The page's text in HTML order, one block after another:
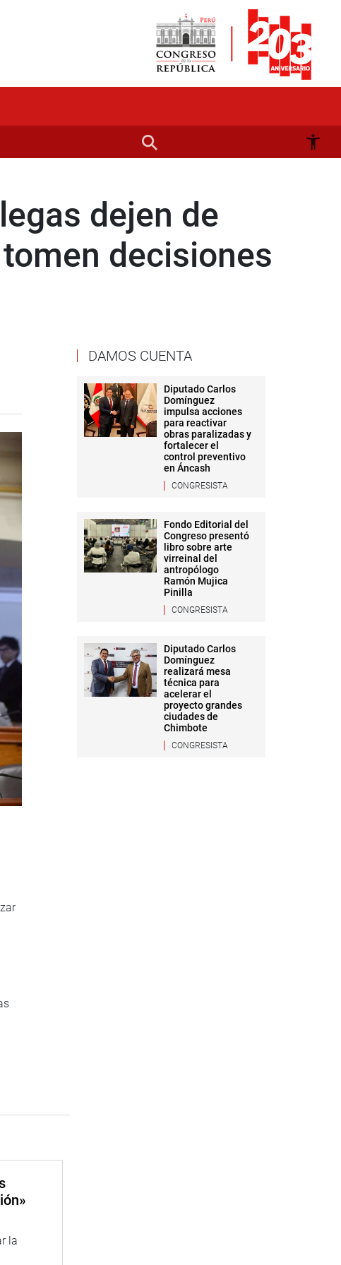
dejen de
decisiones
la
DAMOS CUENTA
Diputado Carlos
Domínguez
impulsa acciones
para reactivar
obras paralizadas y
fortalecer el
control preventivo
en Áncash
CONGRESISTA
Fondo Editorial del
Congreso presentó
libro sobre arte
virreinal del
antropólogo
Ramón Mujica
Pinilla
CONGRESISTA
Diputado Carlos
Domínguez
realizará mesa
técnica para
acelerar el
proyecto grandes
ciudades de
Chimbote
CONGRESISTA